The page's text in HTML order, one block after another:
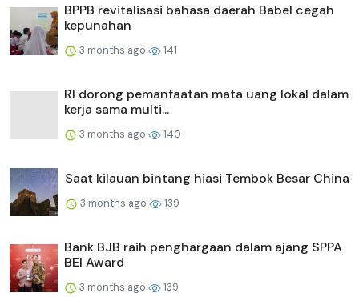
BPPB revitalisasi bahasa daerah Babel cegah
kepunahan
3 months ago 141
RI dorong pemanfaatan mata uang lokal dalam
kerja sama multi...
3 months ago 140
Saat kilauan bintang hiasi Tembok Besar China
3 months ago 139
Bank BJB raih penghargaan dalam ajang SPPA
BEI Award
3 months ago 139